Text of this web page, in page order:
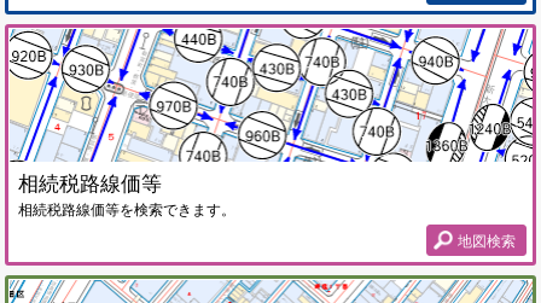
相続税路線価等
相続税路線価等を検索できます。
地図検索